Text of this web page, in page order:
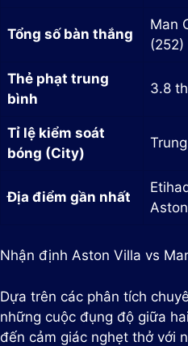
Tổng số bàn thắng
Man
(252)
Thẻ phạt trung
bình
3.8
Tỉ lệ kiểm soát
bóng (City)
Địa điểm gần nhất
Nhận định Aston Villa vs
Dựa trên các phân tích
những cuộc đụng độ giữa
đến cảm giác nghẹt thở với